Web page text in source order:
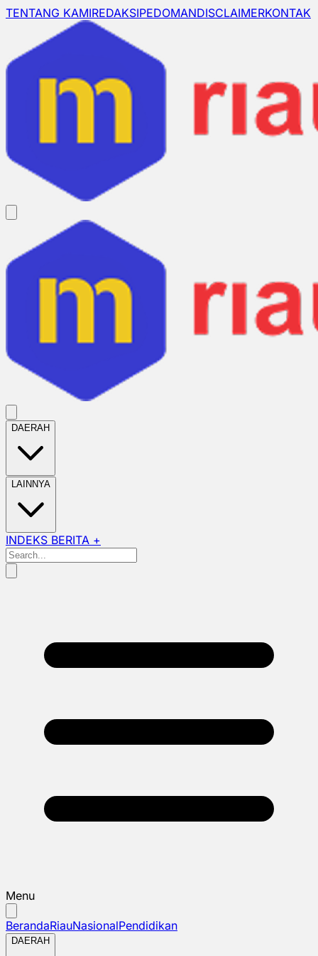
TENTANG KAMIREDAKSIPEDOMANDISCLAIMERKONTAK
DAERAH
LAINNYA
INDEKS BERITA +
Menu
BerandaRiauNasionalPendidikan
DAERAH